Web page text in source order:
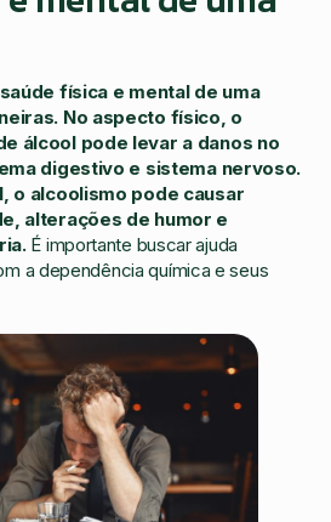
física e mental de uma
No aspecto físico, o
álcool pode levar a danos no
digestivo e sistema nervoso.
o alcoolismo pode causar
alterações de humor e
É importante buscar ajuda
a dependência química e seus